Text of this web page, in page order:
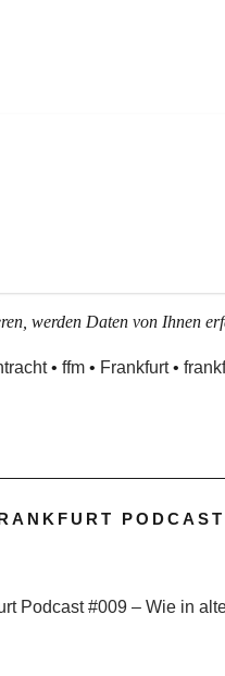
werden Daten von Ihnen
• ffm • Frankfurt•
Podcast #009 – Wie in